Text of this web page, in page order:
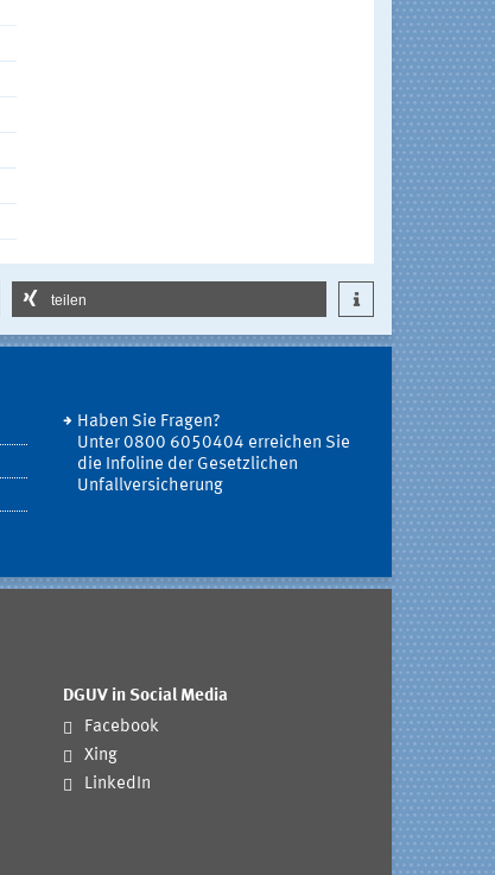
teilen
Haben Sie Fragen?
Unter 0800 6050404 erreichen Sie
die Infoline der Gesetzlichen
Unfallversicherung
DGUV in Social Media
Facebook
Xing
LinkedIn